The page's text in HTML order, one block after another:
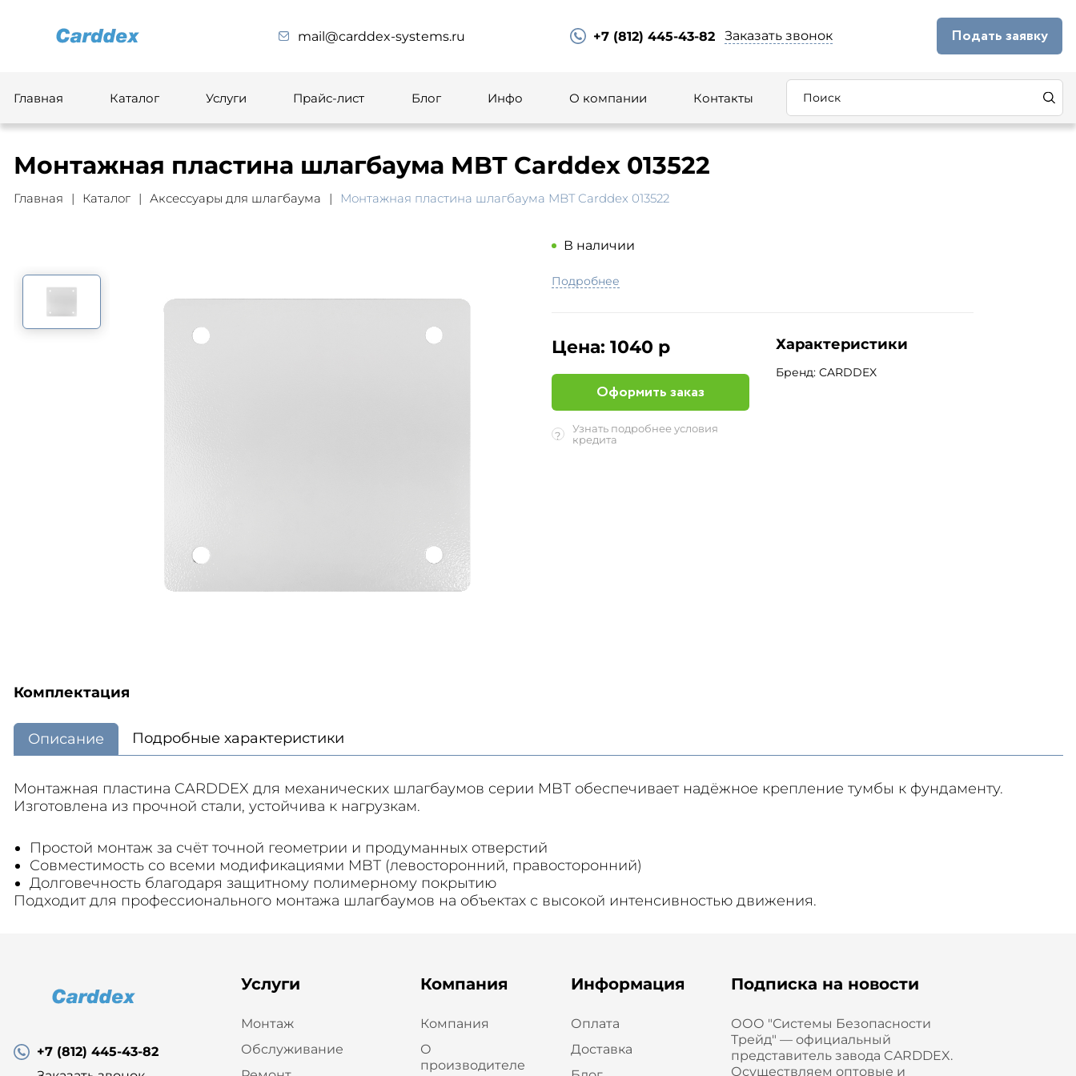
mail@carddex-systems.ru +7 (812) 445-43-82 Заказать звонок Подать заявку
Главная Каталог Услуги Прайс-лист Блог Инфо О компании Контакты
Монтажная пластина шлагбаума MBT Carddex 013522
Главная Каталог Аксессуары для шлагбаума Монтажная пластина шлагбаума MBT Carddex 013522
В наличии
Подробнее
Цена: 1040 р
Оформить заказ
?
Узнать подробнее условия
кредита
Характеристики
Бренд: CARDDEX
Комплектация
Описание Подробные характеристики
Монтажная пластина CARDDEX для механических шлагбаумов серии MBT обеспечивает надёжное крепление тумбы к фундаменту.
Изготовлена из прочной стали, устойчива к нагрузкам.
Простой монтаж за счёт точной геометрии и продуманных отверстий
Совместимость со всеми модификациями MBT (левосторонний, правосторонний)
Долговечность благодаря защитному полимерному покрытию
Подходит для профессионального монтажа шлагбаумов на объектах с высокой интенсивностью движения.
+7 (812) 445-43-82
Услуги
Монтаж
Обслуживание
Компания
Компания
О
производителе
Информация
Оплата
Доставка
Подписка на новости
ООО "Системы Безопасности
Трейд" — официальный
представитель завода CARDDEX.
Осуществляем оптовые и